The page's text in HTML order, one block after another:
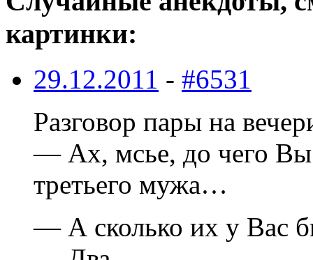
картинки:
29.12.2011 - #6531
Разговор пары на
— Ах, мсье, до чего Вы
третьего мужа…
— А сколько их у Вас